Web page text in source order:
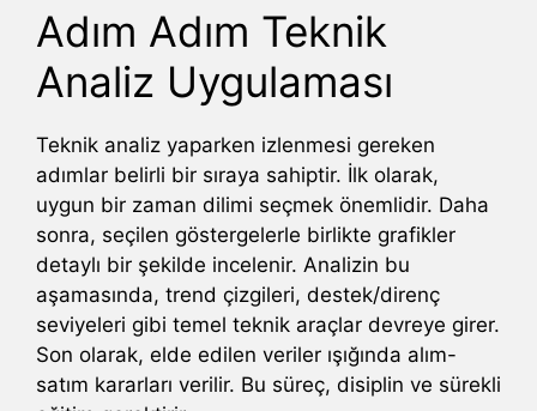
Adım Adım Teknik
Analiz Uygulaması
Teknik analiz yaparken izlenmesi gereken
adımlar belirli bir sıraya sahiptir. İlk olarak,
uygun bir zaman dilimi seçmek önemlidir. Daha
sonra, seçilen göstergelerle birlikte grafikler
detaylı bir şekilde incelenir. Analizin bu
aşamasında, trend çizgileri, destek/direnç
seviyeleri gibi temel teknik araçlar devreye girer.
Son olarak, elde edilen veriler ışığında alım-
satım kararları verilir. Bu süreç, disiplin ve sürekli